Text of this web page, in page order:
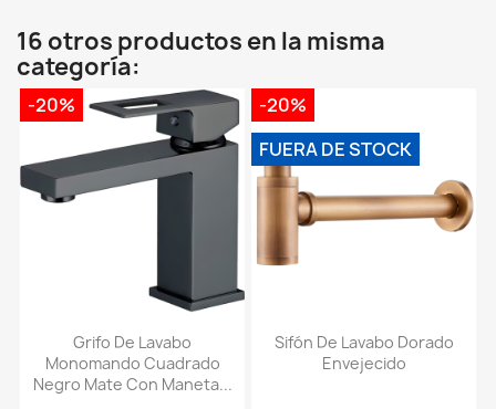
16 otros productos en la misma
categoría:
Grifo De Lavabo
Monomando Cuadrado
Negro Mate Con Maneta...
-20%
Sifón De Lavabo Dorado
Envejecido
-20%
FUERA DE STOCK